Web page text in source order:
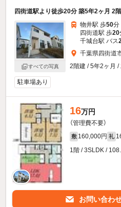
四街道駅より徒歩20分 築5年2ヶ月 2
すべての写真
物井駅 歩50分
四街道駅 歩20
千城台駅 バス
千葉県四街道
2階建 / 5年2ヶ月 /
駐車場あり
16万円
（管理費不要）
敷 160,000円 礼
1階 / 3SLDK /
お問い合わ